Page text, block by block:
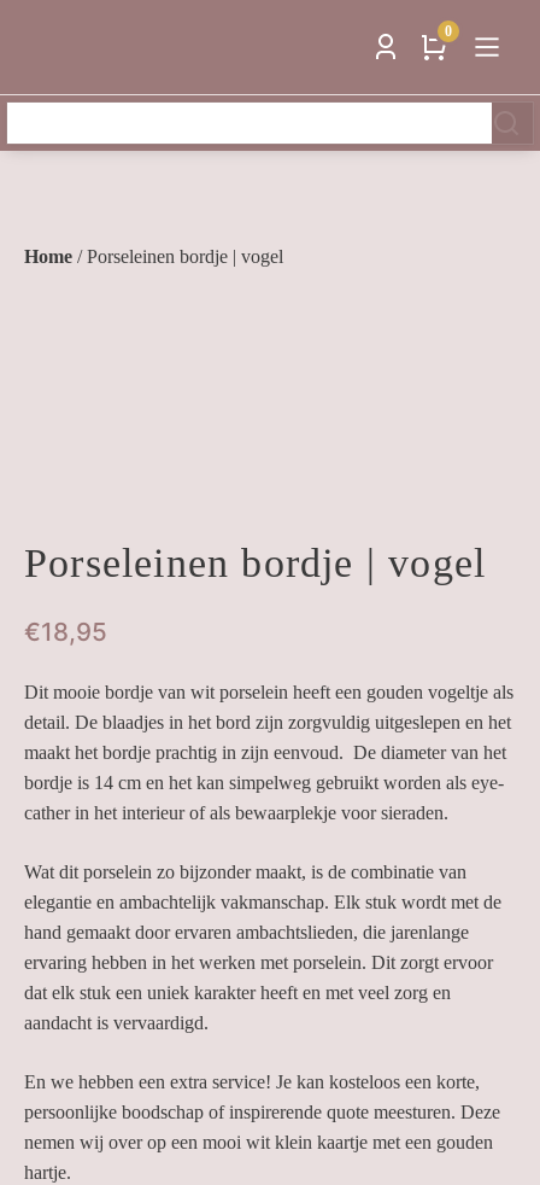
0
naar:
Home / Porseleinen bordje | vogel
Porseleinen bordje | vogel
€18,95
Dit mooie bordje van wit porselein heeft een gouden vogeltje als
detail. De blaadjes in het bord zijn zorgvuldig uitgeslepen en het
maakt het bordje prachtig in zijn eenvoud. De diameter van het
bordje is 14 cm en het kan simpelweg gebruikt worden als eye-
cather in het interieur of als bewaarplekje voor sieraden.
Wat dit porselein zo bijzonder maakt, is de combinatie van
elegantie en ambachtelijk vakmanschap. Elk stuk wordt met de
hand gemaakt door ervaren ambachtslieden, die jarenlange
ervaring hebben in het werken met porselein. Dit zorgt ervoor
dat elk stuk een uniek karakter heeft en met veel zorg en
aandacht is vervaardigd.
En we hebben een extra service! Je kan kosteloos een korte,
persoonlijke boodschap of inspirerende quote meesturen. Deze
nemen wij over op een mooi wit klein kaartje met een gouden
hartje.